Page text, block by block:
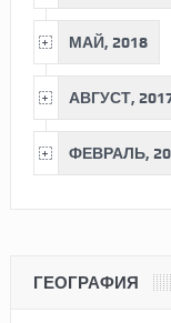
МАЙ, 2018
АВГУСТ,
ФЕВРАЛЬ,
ГЕОГРАФИЯ